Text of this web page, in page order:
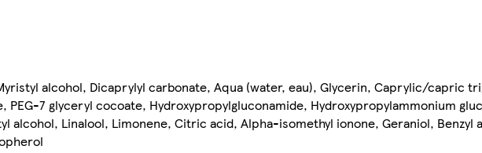
alcohol, Dicaprylyl carbonate, Aqua (water, eau), Glycerin, Caprylic/capric
7 glyceryl cocoate, Hydroxypropylgluconamide, Hydroxypropylammonium
alcohol, Linalool, Limonene, Citric acid, Alpha-isomethyl ionone, Geraniol, Benzyl